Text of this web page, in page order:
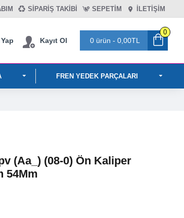
SIPARIŞ TAKIBI SEPETIM İLETİŞİM
Kayıt Ol 0 ürün - 0,00TL
0
FREN YEDEK PARÇALARI
(Aa_) (08-0) Ön Kaliper
54Mm